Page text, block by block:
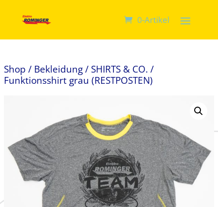
0-Artikel
Shop / Bekleidung/ SHIRTS & CO. /
Funktionsshirt grau (RESTPOSTEN)